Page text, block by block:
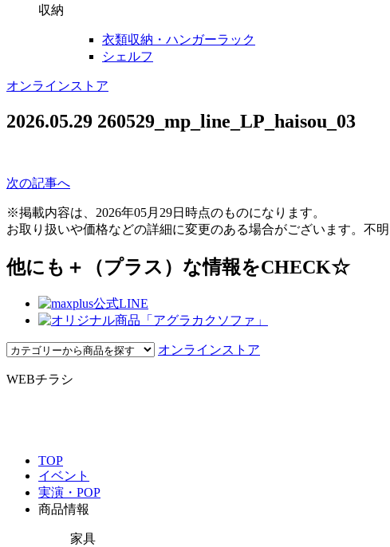
収納
衣類収納・ハンガーラック
シェルフ
オンラインストア
2026.05.29 260529_mp_line_LP_haisou_03
次の記事へ
※掲載内容は、2026年05月29日時点のものになります。
お取り扱いや価格などの詳細に変更のある場合がございます。不
他にも＋（プラス）な情報をCHECK☆
オンラインストア
WEBチラシ
TOP
イベント
実演・POP
商品情報
家具